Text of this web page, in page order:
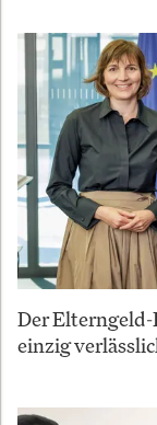
Der
einzig